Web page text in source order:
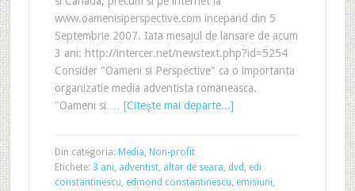
www.oamenisiperspective.com incepand din 5
Septembrie 2007. Iata mesajul de lansare de acum
3 ani: http://intercer.net/newstext.php?id=5254
Consider "Oameni si Perspective" ca o importanta
organizatie media adventista romaneasca.
"Oameni si … [Citeşte mai departe...]
Din categoria: Media, Non-profit
Etichete: 3 ani, adventist, altar de seara, dvd , edi
constantinescu, edmond constantinescu, emisiuni,